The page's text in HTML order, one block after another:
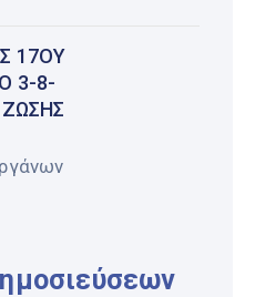
17ΟΥ
3-8-
ΖΏΣΗΣ